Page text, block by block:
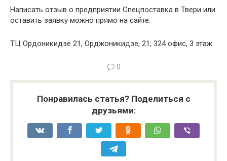
Написать отзыв о предприятии Спецпоставка в Твери или
оставить заявку можно прямо на сайте.
ТЦ Ордоникидзе 21, Орджоникидзе, 21, 324 офис, 3 этаж
0
Понравилась статья? Поделиться с
друзьями: